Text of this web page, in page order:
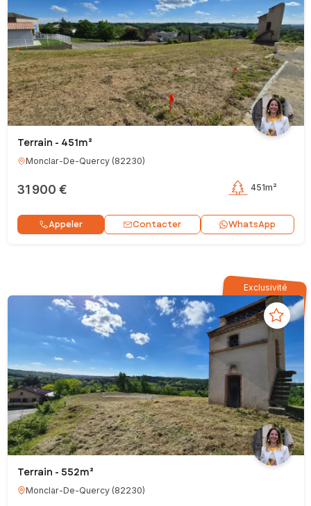
Terrain - 451m²
Monclar-De-Quercy(82230)
31 900 € 451m²
Appeler Contacter WhatsApp
Exclusivité
Terrain - 552m²
Monclar-De-Quercy(82230)